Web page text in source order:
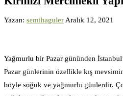
Yazan: semihagulerAralık 12, 2021
Yağmurlu bir Pazar gününden
Pazar günlerinin özellikle kış
böyle soğuk ve yağmurlu günlerdir.